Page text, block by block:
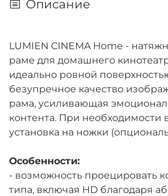
Описание
LUMIEN CINEMA Home -
раме для домашнего
идеально ровной
безупречное качество
рама, усиливающая
контента. При необходимости
установка на ножки
Особенности:
- возможность проецировать
типа, включая HD благодаря